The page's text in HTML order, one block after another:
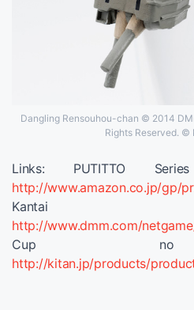
Dangling Rensouhou-chan © 2014
Rights Reserved. ©
Links: PUTITTO
http://www.amazon.co.jp/gp/
Kantai
http://www.dmm.com/
Cup no
http://kitan.jp/products/